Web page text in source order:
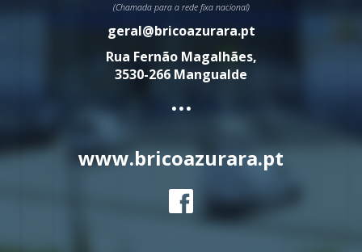
(Chamada para a rede fixa nacional)
geral@bricoazurara.pt
Rua Fernão Magalhães,
3530-266 Mangualde
...
www.bricoazurara.pt